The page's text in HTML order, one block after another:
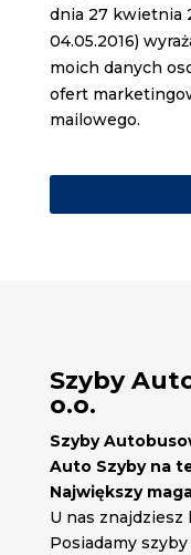
dnia 27 kwietnia
04.05.2016)
moich danych
ofert
mailowego.
Szyby
o.o.
Szyby
Auto Szyby na
Największy
U nas znajdziesz
Posiadamy